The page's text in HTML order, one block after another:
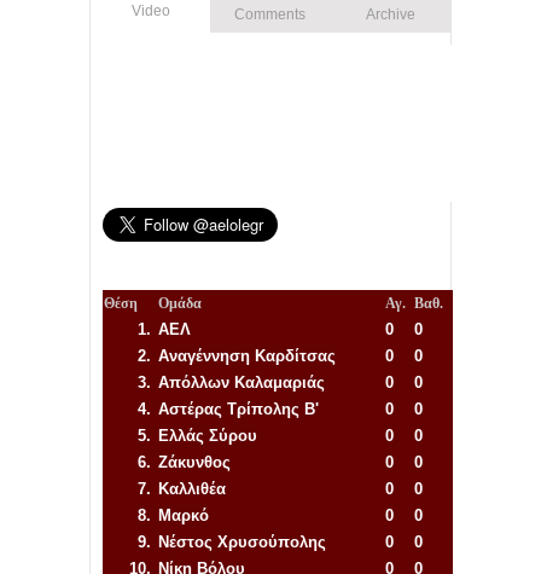
Video Comments Archive
Θέση Ομάδα Αγ. Βαθ.
1. ΑΕΛ 0
0
2. Αναγέννηση Καρδίτσας 0
0
3. Απόλλων Καλαμαριάς 0
0
4. Αστέρας Τρίπολης Β' 0
0
5. Ελλάς Σύρου 0
0
6. Ζάκυνθος 0
0
7. Καλλιθέα 0
0
8. Μαρκό 0
0
9. Νέστος Χρυσούπολης 0
0
10. Νίκη Βόλου 0
0